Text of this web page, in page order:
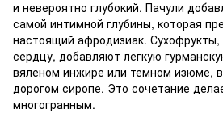
и невероятно глубокий. Пачули
самой интимной глубины, которая
настоящий афродизиак.
сердцу, добавляют легкую
вяленом инжире или темном изюме,
дорогом сиропе. Это сочетание
многогранным.